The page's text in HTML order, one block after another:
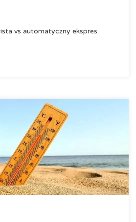
vs automatyczny ekspres